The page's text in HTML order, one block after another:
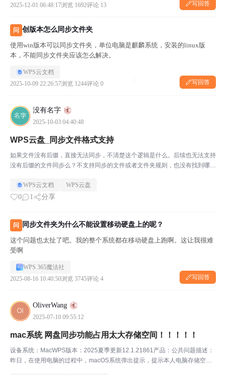
2025-12-01 06:48:17浏览 1692评论 13 写回答
问 创版本怎么同步文件夹
使用win版本可以同步文件夹，单位电脑是麒麟系统，安装的linux版
本，不能同步文件夹应该怎么解决。
WPS云文档
2025-10-09 22:26:57浏览 1244评论 0 写回答
没有名字
2025-10-03 04:40:48
WPS云盘_同步文件格式支持
如果文件没有后缀，直接无法同步，不清楚这个逻辑是什么。后续也无法支持
没有后缀的文件同步么？不支持同步的文件或者文件夹规则，也没有找到哪里
WPS云文档
WPS云盘
0 1 分享
问 同步文件夹为什么不能设置移动硬盘上的呢？
这个问题也太扯了吧。我的整个系统都在移动硬盘上跑啊。这让我很难
受啊
WPS 365魔法社
2025-08-16 10:40:50浏览 3745评论 4 写回答
OliverWang
2025-07-10 09:55:12
mac系统 网盘同步功能占用太大存储空间！！！！！
设备系统：MacWPS版本：2025夏季更新12.1.21861产品：公共问题描述：
昨日，在使用电脑的过程中，macOS系统弹出提示，提示本人电脑存储空间